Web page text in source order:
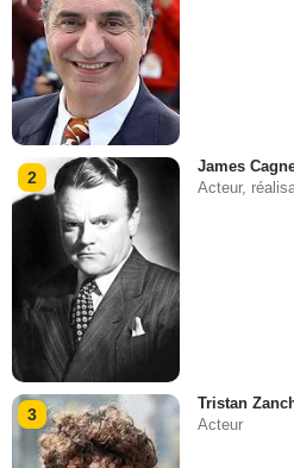
2
James
Acteur,
3
Tristan
Acteur